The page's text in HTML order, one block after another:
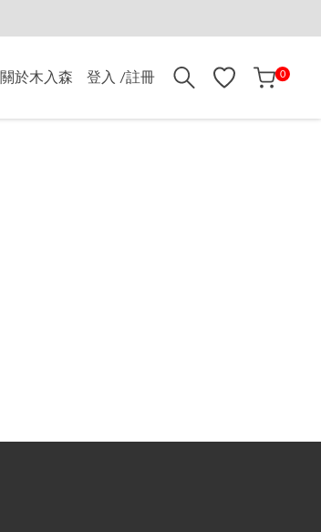
關於木入森 登入 /註冊 0